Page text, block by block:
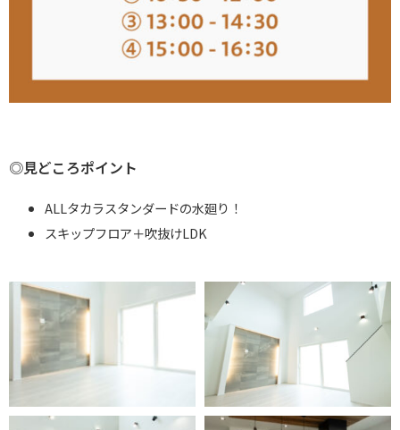
◎見どころポイント
ALLタカラスタンダードの水廻り！
スキップフロア＋吹抜けLDK